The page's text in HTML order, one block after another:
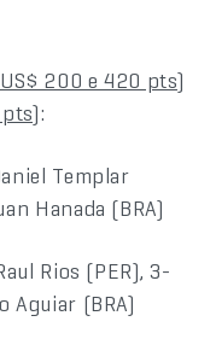
200 e 420 pts)
:
Templar
Hanada (BRA)
Rios (PER), 3-
Aguiar (BRA)